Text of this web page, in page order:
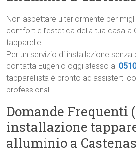
Non aspettare ulteriormente per
comfort e l’estetica della tua casa a
tapparelle.
Per un servizio di installazione senza
contatta Eugenio oggi stesso al
tapparellista è pronto ad assisterti
professionali.
Domande Frequenti
installazione
alluminio a